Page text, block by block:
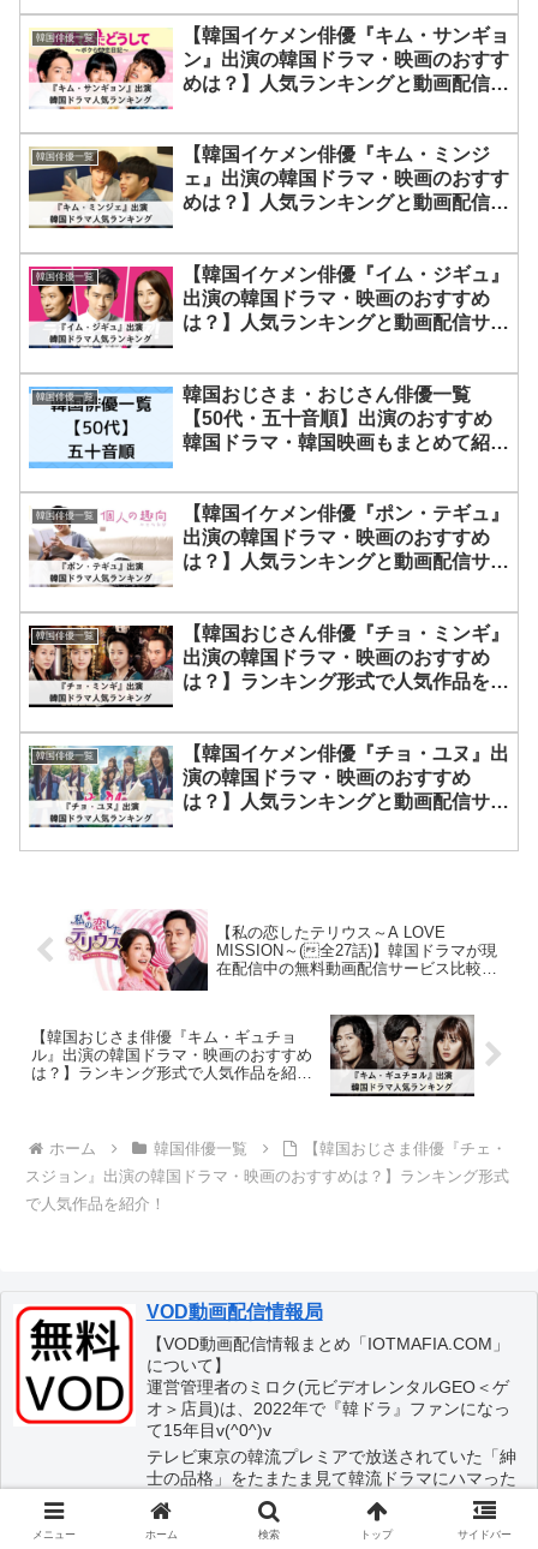
紹介！
韓国俳優一覧
【韓国イケメン俳優『キム・サンギョ
ン』出演の韓国ドラマ・映画のおすす
めは？】人気ランキングと動画配信サ
紹介！
韓国俳優一覧
【韓国イケメン俳優『キム・ミンジ
ェ』出演の韓国ドラマ・映画のおすす
めは？】人気ランキングと動画配信サ
韓国俳優一覧
【韓国イケメン俳優『イム・ジギュ』
出演の韓国ドラマ・映画のおすすめ
は？】人気ランキングと動画配信サー
介！
韓国俳優一覧
韓国おじさま・おじさん俳優一覧
【50代・五十音順】出演のおすすめ
韓国ドラマ・韓国映画もまとめて紹
韓国俳優一覧
【韓国イケメン俳優『ポン・テギュ』
出演の韓国ドラマ・映画のおすすめ
は？】人気ランキングと動画配信サー
介！
韓国俳優一覧
【韓国おじさん俳優『チョ・ミンギ』
出演の韓国ドラマ・映画のおすすめ
は？】ランキング形式で人気作品を紹
韓国俳優一覧
【韓国イケメン俳優『チョ・ユヌ』出
演の韓国ドラマ・映画のおすすめ
は？】人気ランキングと動画配信サー
【私の恋したテリウス～A LOVE
MISSION～(全27話)】韓国ドラマが現
在配信中の無料動画配信サービス比較情
【韓国おじさま俳優『キム・ギュチョ
ル』出演の韓国ドラマ・映画のおすすめ
は？】ランキング形式で人気作品を紹
ホーム 韓国俳優一覧
【韓国おじさま俳優『チェ・
スジョン』出演の韓国ドラマ・映画のおすすめは？】ランキング形式
で人気作品を紹介！
VOD動画配信情報局
【VOD動画配信情報まとめ「IOTMAFIA.COM」
について】
運営管理者のミロク(元ビデオレンタルGEO＜ゲ
オ＞店員)は、2022年で『韓ドラ』ファンになっ
て15年目v(^0^)v
テレビ東京の韓流プレミアで放送されていた「紳
士の品格」をたまたま見て韓流ドラマにハマった
結果、韓国ドラマをメインに動画配信サービス
(VOD：ビデオ・オン・デマンド)の情報をまとめ
たサイトです。
メニュー ホーム 検索 トップ サイドバー